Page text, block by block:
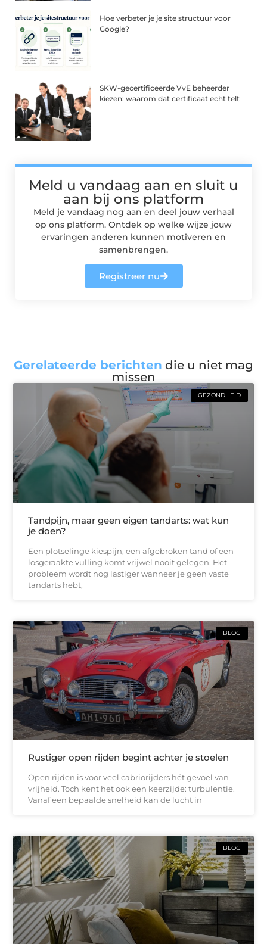
Hoe verbeter je je site structuur voor
Google?
SKW-gecertificeerde VvE beheerder
kiezen: waarom dat certificaat echt telt
Meld u vandaag aan en sluit u
aan bij ons platform
Meld je vandaag nog aan en deel jouw verhaal
op ons platform. Ontdek op welke wijze jouw
ervaringen anderen kunnen motiveren en
samenbrengen.
Registreer nu
Gerelateerde berichten die u niet mag
missen
GEZONDHEID
Tandpijn, maar geen eigen tandarts: wat kun
je doen?
Een plotselinge kiespijn, een afgebroken tand of een
losgeraakte vulling komt vrijwel nooit gelegen. Het
probleem wordt nog lastiger wanneer je geen vaste
tandarts hebt,
BLOG
Rustiger open rijden begint achter je stoelen
Open rijden is voor veel cabriorijders hét gevoel van
vrijheid. Toch kent het ook een keerzijde: turbulentie.
Vanaf een bepaalde snelheid kan de lucht in
BLOG